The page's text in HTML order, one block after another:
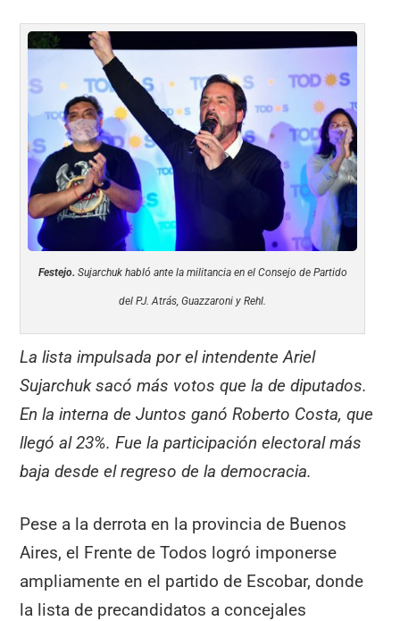
Festejo. Sujarchuk habló ante la militancia en el Consejo de Partido
del PJ. Atrás, Guazzaroni y Rehl.
La lista impulsada por el intendente Ariel
Sujarchuk sacó más votos que la de diputados.
En la interna de Juntos ganó Roberto Costa, que
llegó al 23%. Fue la participación electoral más
baja desde el regreso de la democracia.
Pese a la derrota en la provincia de Buenos
Aires, el Frente de Todos logró imponerse
ampliamente en el partido de Escobar, donde
la lista de precandidatos a concejales